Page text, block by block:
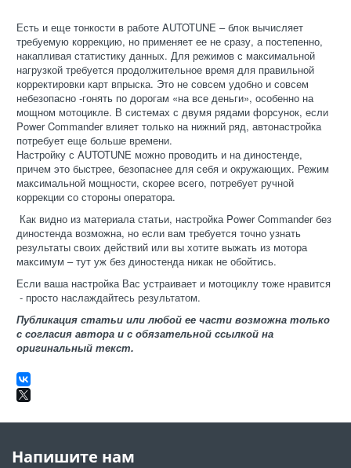
Есть и еще тонкости в работе AUTOTUNE – блок вычисляет
требуемую коррекцию, но применяет ее не сразу, а постепенно,
накапливая статистику данных. Для режимов с максимальной
нагрузкой требуется продолжительное время для правильной
корректировки карт впрыска. Это не совсем удобно и совсем
небезопасно -гонять по дорогам «на все деньги», особенно на
мощном мотоцикле. В системах с двумя рядами форсунок, если
Power Commander влияет только на нижний ряд, автонастройка
потребует еще больше времени.
Настройку с AUTOTUNE можно проводить и на диностенде,
причем это быстрее, безопаснее для себя и окружающих. Режим
максимальной мощности, скорее всего, потребует ручной
коррекции со стороны оператора.
Как видно из материала статьи, настройка Power Commander без
диностенда возможна, но если вам требуется точно узнать
результаты своих действий или вы хотите выжать из мотора
максимум – тут уж без диностенда никак не обойтись.
Если ваша настройка Вас устраивает и мотоциклу тоже нравится
- просто наслаждайтесь результатом.
Публикация статьи или любой ее части возможна только
с согласия автора и с обязательной ссылкой на
оригинальный текст.
Напишите нам